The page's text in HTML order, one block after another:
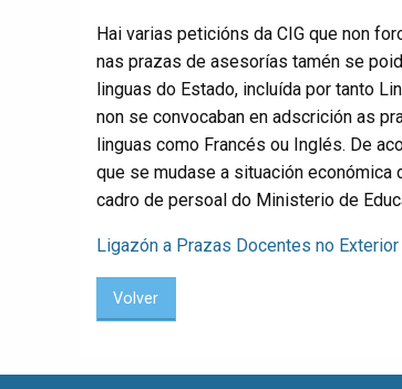
Hai varias peticións da CIG que non
nas prazas de asesorías tamén se
linguas do Estado, incluída por tanto
non se convocaban en adscrición as
linguas como Francés ou Inglés. De
que se mudase a situación
cadro de persoal do Ministerio de
Ligazón a Prazas Docentes no
Volver